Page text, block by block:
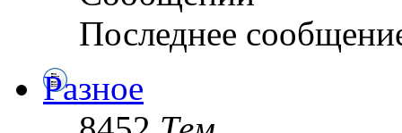
Последнее
Разное